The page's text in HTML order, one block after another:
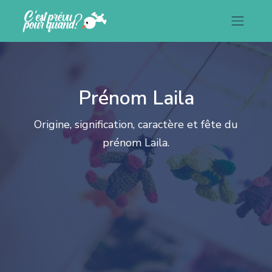
Prénom Laila
Origine, signification, caractère et fête du
prénom Laila.